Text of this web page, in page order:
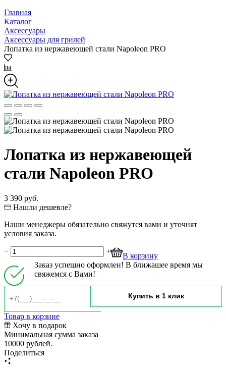
Главная
Каталог
Аксессуары
Аксессуары для грилей
Лопатка из нержавеющей стали Napoleon PRO
Лопатка из нержавеющей
стали Napoleon PRO
3 390 руб.
Нашли дешевле?
Наши менеджеры обязательно свяжутся вами и уточнят
условия заказа.
− +
В корзину
Заказ успешно оформлен! В ближашее время мы
свяжемся с Вами!
Товар в корзине
Хочу в подарок
Минимальная сумма заказа
10000 рублей.
Поделиться